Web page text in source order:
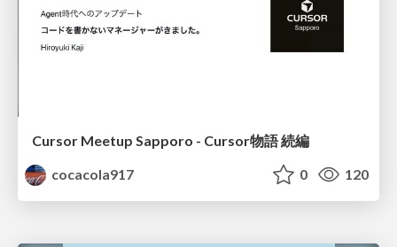
Cursor Meetup Sapporo - Cursor物語 続編
cocacola917
0 120